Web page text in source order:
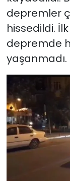
depremler
hissedildi.
depremde
yaşanmadı.